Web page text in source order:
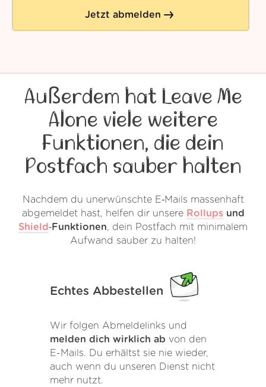
Jetzt abmelden
Außerdem hat Leave Me
Alone viele weitere
Funktionen, die dein
Postfach sauber halten
Nachdem du unerwünschte E‑Mails massenhaft
abgemeldet hast, helfen dir unsere Rollupsund
Shield‑Funktionen, dein Postfach mit minimalem
Aufwand sauber zu halten!
Echtes Abbestellen
Wir folgen Abmeldelinks und
melden dich wirklich ab von den
E-Mails. Du erhältst sie nie wieder,
auch wenn du unseren Dienst nicht
mehr nutzt.